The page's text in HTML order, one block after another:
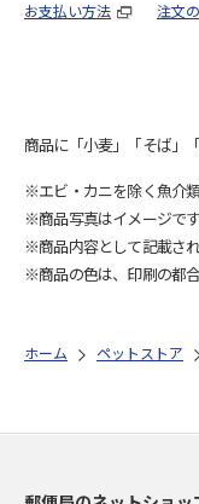
お支払い方法 注文
商品に「小麦」「そば」
※エビ・カニを除く魚介
※商品写真はイメージです
※商品内容として記載さ
※商品の色は、印刷の都
ホーム ペットストア